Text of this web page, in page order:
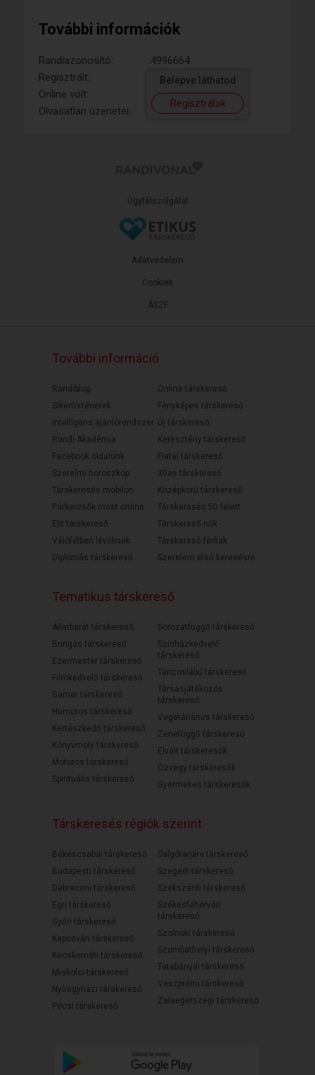
További információk
Randiazonosító:
4996664
Regisztrált:
Online volt:
Olvasatlan üzenetei:
Belépve láthatod
Regisztrálok
Ügyfélszolgálat
ÁSZF
Adatvédelem
Cookiek
További információ
Randiblog
Sikertörténetek
Intelligens ajánlórendszer
Randi Akadémia
Facebook oldalunk
Szerelmi horoszkóp
Társkeresés mobilon
Párkeresők most online
Elit társkereső
Válófélben lévőknek
Diplomás társkereső
Online társkereső
Fényképes társkereső
Új társkereső
Keresztény társkereső
Fiatal társkereső
30as társkereső
Középkorú társkereső
Társkeresés 50 felett
Társkereső nők
Társkereső férfiak
Szerelem első keresésre
Tematikus társkereső
Állatbarát társkereső
Bringás társkereső
Ezermester társkereső
Filmkedvelő társkereső
Gamer társkereső
Humoros társkereső
Kertészkedő társkereső
Könyvmoly társkereső
Motoros társkereső
Spirituális társkereső
Sorozatfüggő társkereső
Színházkedvelő
társkereső
Táncoslábú társkereső
Társasjátékozós
társkereső
Vegetáriánus társkereső
Zenefüggő társkereső
Elvált társkeresők
Özvegy társkeresők
Gyermekes társkeresők
Társkeresés régiók szerint
Békéscsabai társkereső
Budapesti társkereső
Debreceni társkereső
Egri társkereső
Győri társkereső
Kaposvári társkereső
Kecskeméti társkereső
Miskolci társkereső
Nyíregyházi társkereső
Pécsi társkereső
Salgótarjáni társkereső
Szegedi társkereső
Szekszárdi társkereső
Székesfehérvári
társkereső
Szolnoki társkereső
Szombathelyi társkereső
Tatabányai társkereső
Veszprémi társkereső
Zalaegerszegi társkereső